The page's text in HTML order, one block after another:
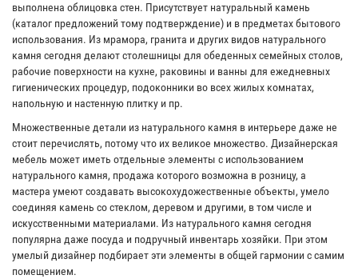
выполнена облицовка стен. Присутствует натуральный камень
(каталог предложений тому подтверждение) и в предметах бытового
использования. Из мрамора, гранита и других видов натурального
камня сегодня делают столешницы для обеденных семейных столов,
рабочие поверхности на кухне, раковины и ванны для ежедневных
гигиенических процедур, подоконники во всех жилых комнатах,
напольную и настенную плитку и пр.
Множественные детали из натурального камня в интерьере даже не
стоит перечислять, потому что их великое множество. Дизайнерская
мебель может иметь отдельные элементы с использованием
натурального камня, продажа которого возможна в розницу, а
мастера умеют создавать высокохудожественные объекты, умело
соединяя камень со стеклом, деревом и другими, в том числе и
искусственными материалами. Из натурального камня сегодня
популярна даже посуда и подручный инвентарь хозяйки. При этом
умелый дизайнер подбирает эти элементы в общей гармонии с самим
помещением.